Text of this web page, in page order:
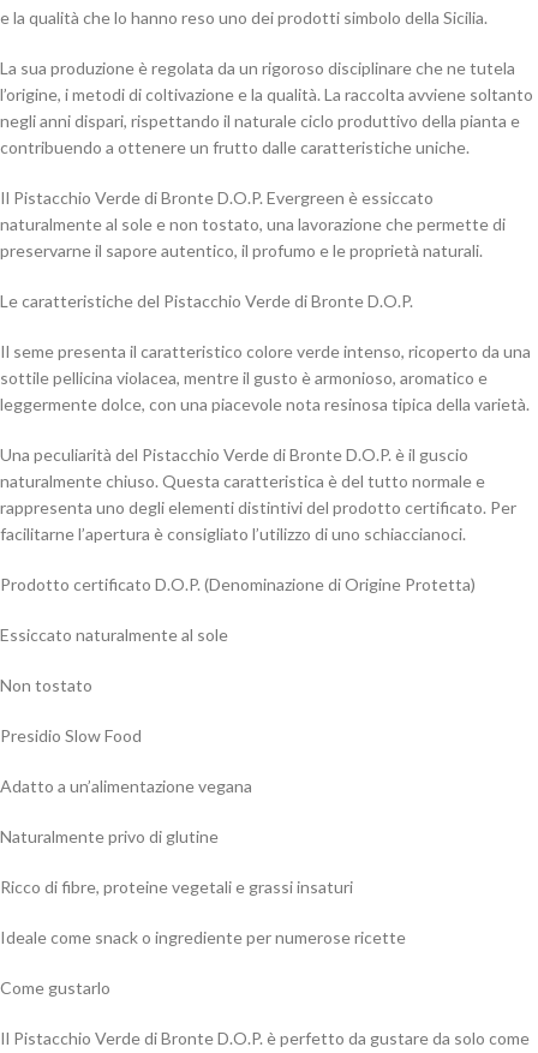
e la qualità che lo hanno reso uno dei prodotti simbolo della Sicilia.
La sua produzione è regolata da un rigoroso disciplinare che ne tutela
l’origine, i metodi di coltivazione e la qualità. La raccolta avviene soltanto
negli anni dispari, rispettando il naturale ciclo produttivo della pianta e
contribuendo a ottenere un frutto dalle caratteristiche uniche.
Il Pistacchio Verde di Bronte D.O.P. Evergreen è essiccato
naturalmente al sole e non tostato, una lavorazione che permette di
preservarne il sapore autentico, il profumo e le proprietà naturali.
Le caratteristiche del Pistacchio Verde di Bronte D.O.P.
Il seme presenta il caratteristico colore verde intenso, ricoperto da una
sottile pellicina violacea, mentre il gusto è armonioso, aromatico e
leggermente dolce, con una piacevole nota resinosa tipica della varietà.
Una peculiarità del Pistacchio Verde di Bronte D.O.P. è il guscio
naturalmente chiuso. Questa caratteristica è del tutto normale e
rappresenta uno degli elementi distintivi del prodotto certificato. Per
facilitarne l’apertura è consigliato l’utilizzo di uno schiaccianoci.
Prodotto certificato D.O.P. (Denominazione di Origine Protetta)
Essiccato naturalmente al sole
Non tostato
Presidio Slow Food
Adatto a un’alimentazione vegana
Naturalmente privo di glutine
Ricco di fibre, proteine vegetali e grassi insaturi
Ideale come snack o ingrediente per numerose ricette
Come gustarlo
Il Pistacchio Verde di Bronte D.O.P. è perfetto da gustare da solo come